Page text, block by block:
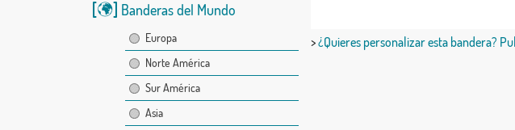
Banderas del Mundo
Europa
Norte América
Sur América
Asia
>¿Quieres personalizar esta bandera?